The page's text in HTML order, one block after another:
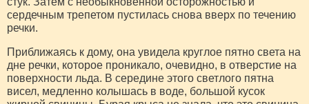
сердечным трепетом пустилась снова вверх по течению
речки.
Приближаясь к дому, она увидела круглое пятно света на
дне речки, которое проникало, очевидно, в отверстие на
поверхности льда. В середине этого светлого пятна
висел, медленно колышась в воде, большой кусок